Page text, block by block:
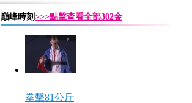
巔峰時刻 >>>點擊查看全部302金
拳擊81公斤